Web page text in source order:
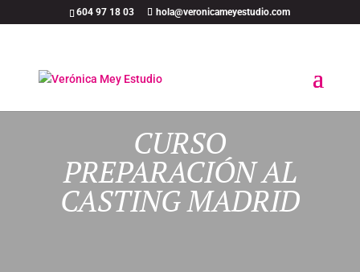
604 97 18 03 hola@veronicameyestudio.com
CURSO
PREPARACIÓN AL
CASTING MADRID